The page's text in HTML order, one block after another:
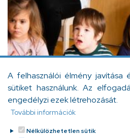
A felhasználói élmény javítása
sütiket használunk. Az
engedélyzi ezek létrehozását.
További információk
Nélkülözhetetlen sütik